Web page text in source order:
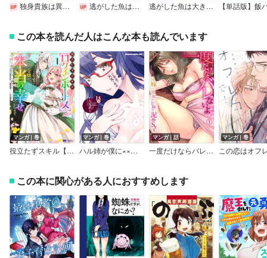
独身貴族は異世界を謳歌する ～結婚しない男の優雅なおひとりさまライフ～ 逃がした魚は大きかったが釣りあげた魚が大きすぎた件（コミック）【分冊版】 逃がした魚は大きかったが釣りあげた魚が大きすぎた件（コミック）【デジタル版限定特典付き】
この本を読んだ人はこんな本も読んでいます
マンガ｜巻
役立たずスキル【ログインボーナス】で捨てられた令嬢が、本当の幸せをつかむまで（コミック）
マンガ｜巻
ハル姉が僕に××する理由
マンガ｜話
一度だけならバレないよ？～兄嫁と深夜の公園で泥酔SEX
マンガ｜巻
この本に関心がある人におすすめします